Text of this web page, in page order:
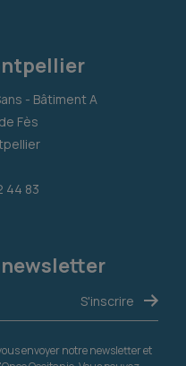
- Bâtiment A
Fès
44 83
envoyer notre newsletter et